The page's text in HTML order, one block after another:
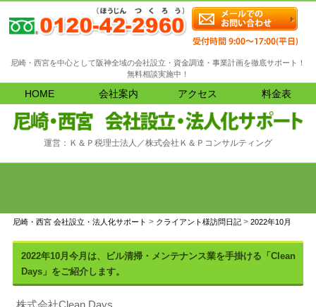
尼崎・西宮を中心として阪神全域の会社設立・資金調達・事業計画を徹底サポート！
無料相談実施中！
HOME 会社案内 アクセス 料金表
運営：Ｋ＆Ｐ税理士法人／株式会社Ｋ＆Ｐコンサルティング
尼崎・西宮 会社設立・法人化サポート > クライアント様訪問日記> 2022年10月
2022年10月今月は、ビル清掃・メンテナンス業を手掛ける「Clean
Days」をご紹介します。
株式会社Clean Days